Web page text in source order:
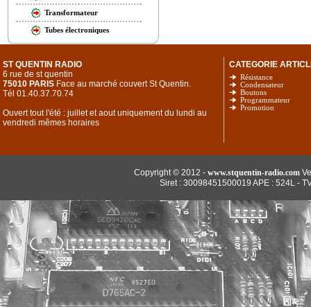
Transformateur
Tubes électroniques
ST QUENTIN RADIO
6 rue de st quentin
75010 PARIS Face au marché couvert St Quentin.
Tél 01.40.37.70.74
Ouvert tout l'été : juillet et aout uniquement du lundi au
vendredi mêmes horaires
CATEGORIE
Résistance
Condensateur
Boutons
Programmateur
Promotion
Copyright © 2012 - www.stquentin-radio.com
Siret : 30098451500019 APE : 524L -